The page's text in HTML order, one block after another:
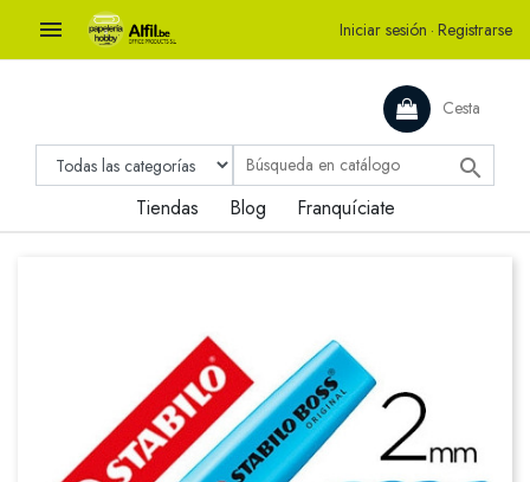
 Iniciar sesión · Registrarse
Cesta

Tiendas Blog Franquíciate